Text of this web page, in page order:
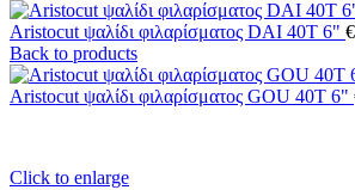
Aristocut ψαλίδι φιλαρίσματος DAI 40T 6" €
Back to products
Aristocut ψαλίδι φιλαρίσματος GOU 40T 6"
Click to enlarge